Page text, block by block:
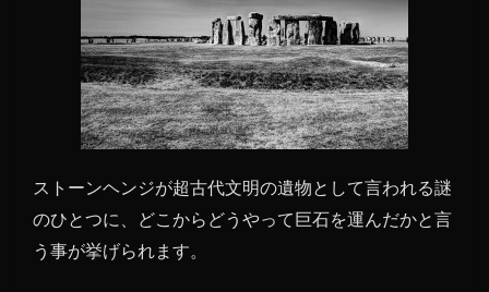
ストーンヘンジが超古代文明の遺物として言われる謎
のひとつに、どこからどうやって巨石を運んだかと言
う事が挙げられます。